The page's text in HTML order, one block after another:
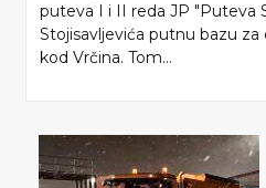
puteva I i II reda JP "Puteva
Stojisavljevića putnu bazu
kod Vrčina. Tom...